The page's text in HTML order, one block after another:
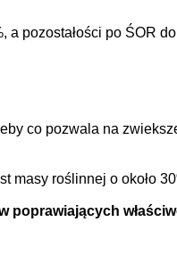
pozostałości po ŚOR
co pozwala na
roślinnej o około
poprawiających